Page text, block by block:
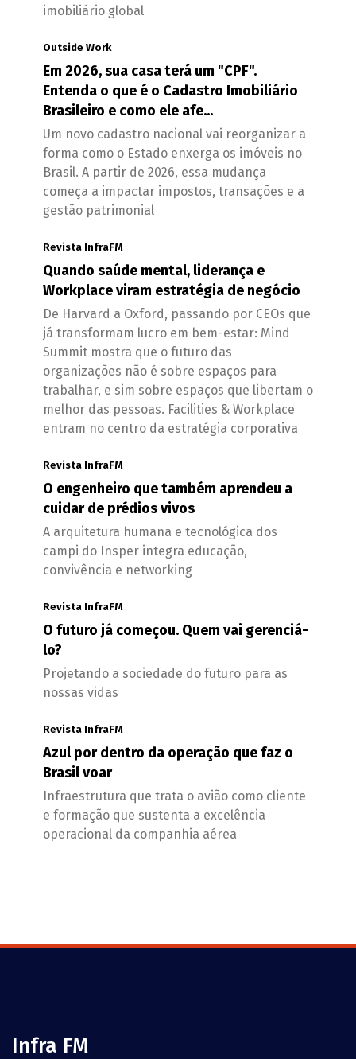
imobiliário global
Outside Work
Em 2026, sua casa terá um "CPF".
Entenda o que é o Cadastro Imobiliário
Brasileiro e como ele afe...
Um novo cadastro nacional vai reorganizar a
forma como o Estado enxerga os imóveis no
Brasil. A partir de 2026, essa mudança
começa a impactar impostos, transações e a
gestão patrimonial
Revista InfraFM
Quando saúde mental, liderança e
Workplace viram estratégia de negócio
De Harvard a Oxford, passando por CEOs que
já transformam lucro em bem-estar: Mind
Summit mostra que o futuro das
organizações não é sobre espaços para
trabalhar, e sim sobre espaços que libertam o
melhor das pessoas. Facilities & Workplace
entram no centro da estratégia corporativa
Revista InfraFM
O engenheiro que também aprendeu a
cuidar de prédios vivos
A arquitetura humana e tecnológica dos
campi do Insper integra educação,
convivência e networking
Revista InfraFM
O futuro já começou. Quem vai gerenciá-
lo?
Projetando a sociedade do futuro para as
nossas vidas
Revista InfraFM
Azul por dentro da operação que faz o
Brasil voar
Infraestrutura que trata o avião como cliente
e formação que sustenta a excelência
operacional da companhia aérea
Infra FM